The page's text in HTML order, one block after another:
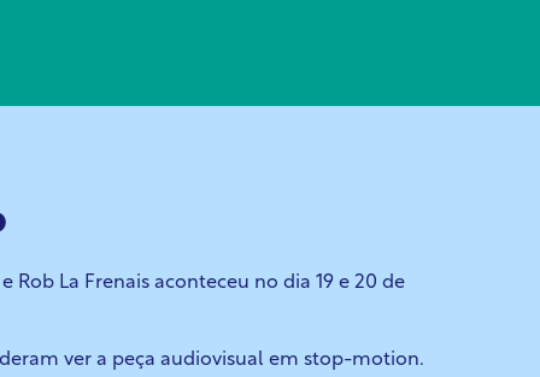
Rob La Frenais aconteceu no dia 19 e 20 de
ver a peça audiovisual em stop-motion.